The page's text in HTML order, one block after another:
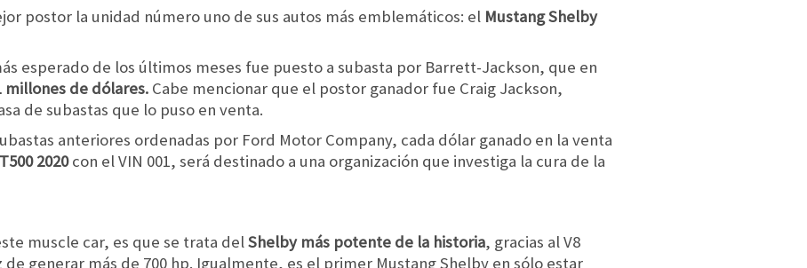
postor la unidad número uno de sus autos más emblemáticos: el Mustang Shelby
esperado de los últimos meses fue puesto a subasta por Barrett-Jackson, que en
millones de dólares. Cabe mencionar que el postor ganador fue Craig Jackson,
de subastas que lo puso en venta.
anteriores ordenadas por Ford Motor Company, cada dólar ganado en la venta
2020con el VIN 001, será destinado a una organización que investiga la cura de la
muscle car, es que se trata delShelby más potente de la historia, gracias al V8
generar más de 700 hp. Igualmente, es el primer Mustang Shelby en sólo estar